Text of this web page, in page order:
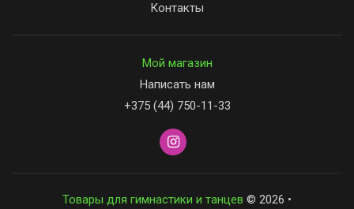
Контакты
Мой магазин
Написать нам
+375 (44) 750-11-33
Товары для гимнастики и танцев © 2026 •